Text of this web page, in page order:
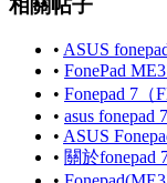
• ASUS
• FonePad
• Fonepad 7（
• asus fonepad
• ASUS
• 關於fonepad